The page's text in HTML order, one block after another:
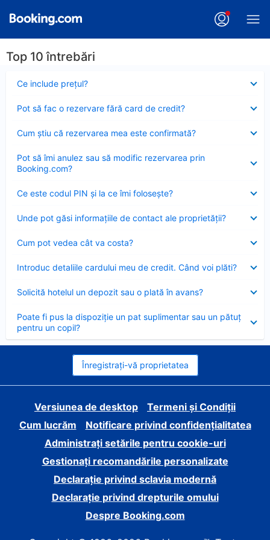
Top 10 întrebări
Ce include preţul?
închis
Pot să fac o rezervare fără card de credit?
închis
Cum ştiu că rezervarea mea este confirmată?
închis
Pot să îmi anulez sau să modific rezervarea prin
Booking.com?
închis
Ce este codul PIN şi la ce îmi foloseşte?
închis
Unde pot găsi informațiile de contact ale proprietății?
închis
Cum pot vedea cât va costa?
închis
Introduc detaliile cardului meu de credit. Când voi plăti?
închis
Solicită hotelul un depozit sau o plată în avans?
închis
Poate fi pus la dispoziție un pat suplimentar sau un pătuț
pentru un copil?
închis
Înregistrați-vă proprietatea
Versiunea de desktop
Termeni și Condiții
Cum lucrăm
Notificare privind confidențialitatea
Administrați setările pentru cookie-uri
Gestionați recomandările personalizate
Declarație privind sclavia modernă
Declarație privind drepturile omului
Despre Booking.com